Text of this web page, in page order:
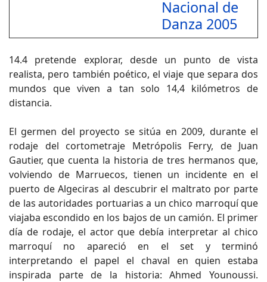
Nacional de
Danza 2005
14.4 pretende explorar, desde un punto de vista
realista, pero también poético, el viaje que separa dos
mundos que viven a tan solo 14,4 kilómetros de
distancia.
El germen del proyecto se sitúa en 2009, durante el
rodaje del cortometraje Metrópolis Ferry, de Juan
Gautier, que cuenta la historia de tres hermanos que,
volviendo de Marruecos, tienen un incidente en el
puerto de Algeciras al descubrir el maltrato por parte
de las autoridades portuarias a un chico marroquí que
viajaba escondido en los bajos de un camión. El primer
día de rodaje, el actor que debía interpretar al chico
marroquí no apareció en el set y terminó
interpretando el papel el chaval en quien estaba
inspirada parte de la historia: Ahmed Younoussi.